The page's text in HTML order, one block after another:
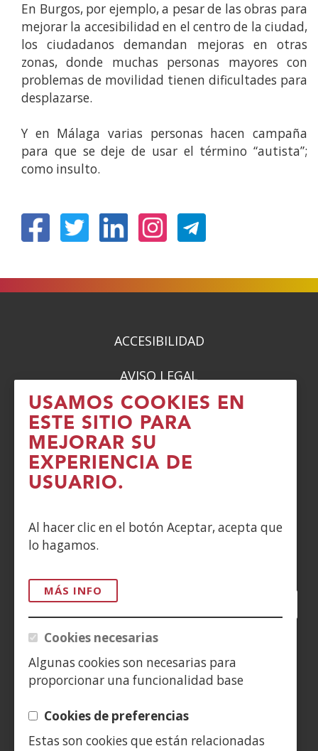
USAMOS COOKIES EN
ESTE SITIO PARA
MEJORAR SU
EXPERIENCIA DE
USUARIO.
Al hacer clic en el botón Aceptar, acepta que
lo hagamos.
MÁS INFO
Cookies necesarias
Algunas cookies son necesarias para
proporcionar una funcionalidad base
Cookies de preferencias
Estas son cookies que están relacionadas
En Burgos, por ejemplo, a pesar de las obras para
mejorar la accesibilidad en el centro de la ciudad,
los ciudadanos demandan mejoras en otras
zonas, donde muchas personas mayores con
problemas de movilidad tienen dificultades para
desplazarse.
Y en Málaga varias personas hacen campaña
para que se deje de usar el término “autista”;
como insulto.
ACCESIBILIDAD
AVISO LEGAL
PRIVACIDAD
POLÍTICA DE COOKIES
Facebook
(Abre
en
nueva
ventana)
Twitter
(Abre
en
nueva
ventana)
LinkedIn
(Abre
en
nueva
ventana)
YouTube
(Abre
en
nueva
ventana)
en
ventana)
en
ventana)
en
en